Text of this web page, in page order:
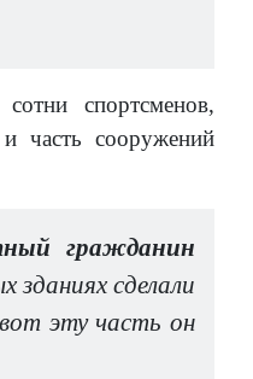
спортсменов,
часть сооружений
гражданин
сделали
эту часть он